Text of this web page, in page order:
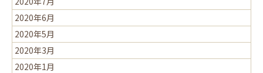
2020年6月
2020年5月
2020年3月
2020年1月